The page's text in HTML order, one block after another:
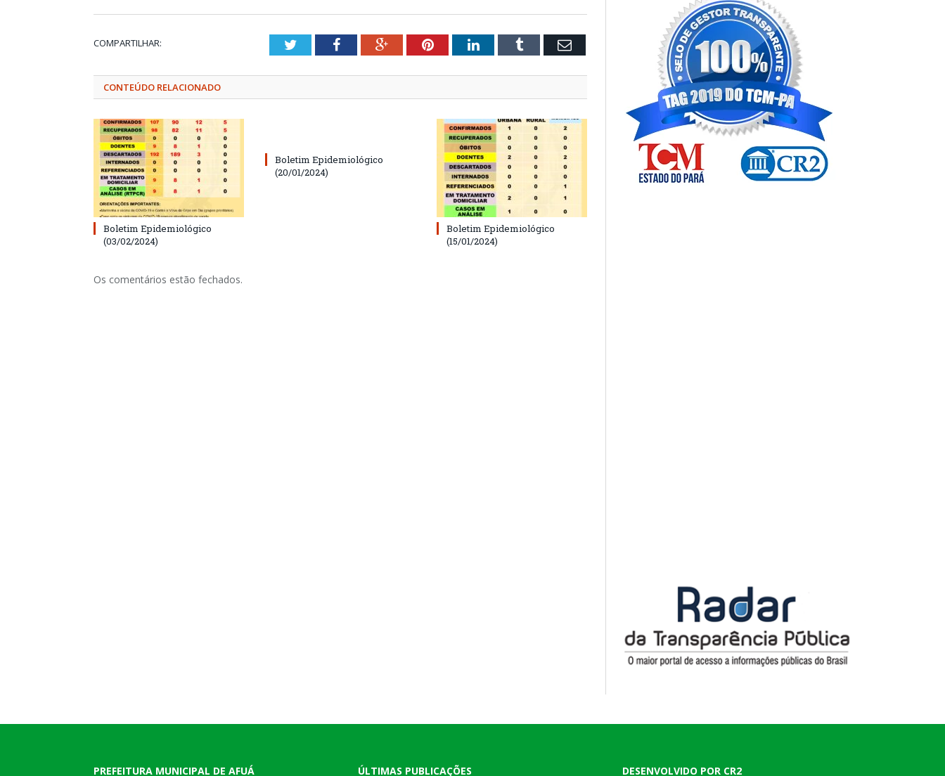
COMPARTILHAR: TwitterFacebookGoogle+PinterestLinkedInTumblr Email
CONTEÚDO RELACIONADO
Boletim Epidemiológico
(03/02/2024)
Boletim Epidemiológico
(20/01/2024)
Boletim Epidemiológico
(15/01/2024)
Os comentários estão fechados.
PREFEITURA MUNICIPAL DE AFUÁ ÚLTIMAS PUBLICAÇÕES DESENVOLVIDO POR CR2